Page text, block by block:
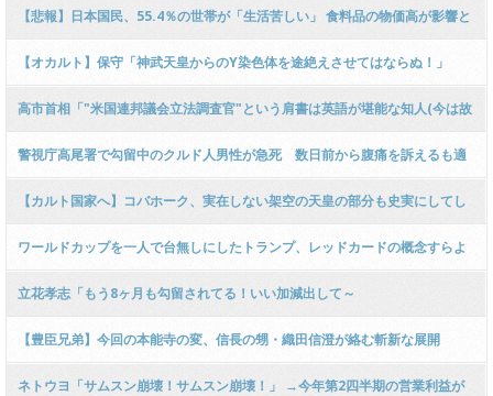
【悲報】日本国民、55.4％の世帯が「生活苦しい」 食料品の物価高が影響と
分析
【オカルト】保守「神武天皇からのY染色体を途絶えさせてはならぬ！」
高市首相「"米国連邦議会立法調査官"という肩書は英語が堪能な知人(今は故
人)に相談して和訳してもらったものだ」
警視庁高尾署で勾留中のクルド人男性が急死 数日前から腹痛を訴えるも適
切な対処なされず
【カルト国家へ】コバホーク、実在しない架空の天皇の部分も史実にしてし
まう「皇位の男系継承は2600年以上にわたって先人たちが守り抜いてきた皇
室の伝統だ！！！！」
ワールドカップを一人で台無しにしたトランプ、レッドカードの概念すらよ
くわかってなかった
立花孝志「もう8ヶ月も勾留されてる！いい加減出して～
【豊臣兄弟】今回の本能寺の変、信長の甥・織田信澄が絡む斬新な展開
ネトウヨ「サムスン崩壊！サムスン崩壊！」 →今年第2四半期の営業利益が